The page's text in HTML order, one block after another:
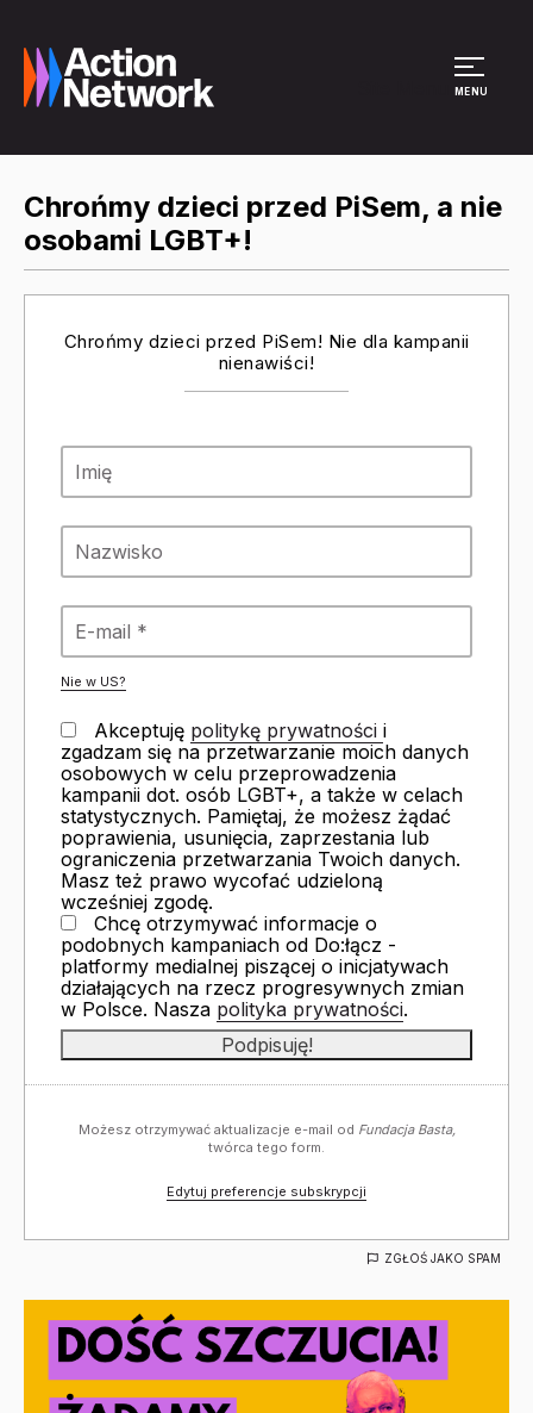
MENU
Chrońmy dzieci przed PiSem, a nie
osobami LGBT+!
Chrońmy dzieci przed PiSem! Nie dla kampanii
nienawiści!
Nie w US?
Akceptuję politykę prywatności i
zgadzam się na przetwarzanie moich danych
osobowych w celu przeprowadzenia
kampanii dot. osób LGBT+, a także w celach
statystycznych. Pamiętaj, że możesz żądać
poprawienia, usunięcia, zaprzestania lub
ograniczenia przetwarzania Twoich danych.
Masz też prawo wycofać udzieloną
wcześniej zgodę.
Chcę otrzymywać informacje o
podobnych kampaniach od Do:łącz -
platformy medialnej piszącej o inicjatywach
działających na rzecz progresywnych zmian
w Polsce. Nasza polityka prywatności.
Możesz otrzymywać aktualizacje e-mail od Fundacja Basta,
twórca tego form.
Edytuj preferencje subskrypcji
ZGŁOŚ JAKO SPAM